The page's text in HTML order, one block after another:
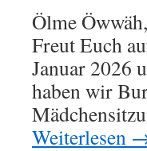
Ölme
Freut Euch
Januar 2026
haben wir
Weiterlesen